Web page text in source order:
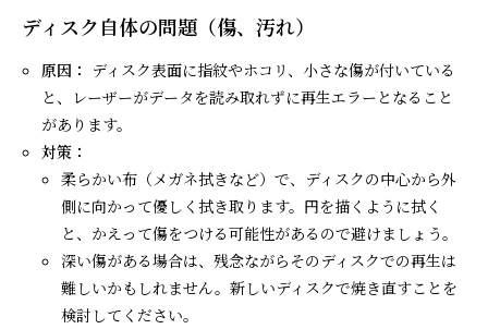
ディスク自体の問題（傷、汚れ）
原因： ディスク表面に指紋やホコリ、小さな傷が付いている
と、レーザーがデータを読み取れずに再生エラーとなること
があります。
対策：
柔らかい布（メガネ拭きなど）で、ディスクの中心から外
側に向かって優しく拭き取ります。円を描くように拭く
と、かえって傷をつける可能性があるので避けましょう。
深い傷がある場合は、残念ながらそのディスクでの再生は
難しいかもしれません。新しいディスクで焼き直すことを
検討してください。